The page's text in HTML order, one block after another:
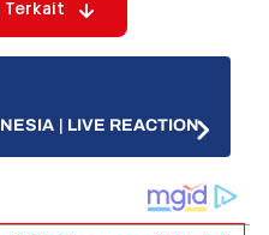
Terkait
| LIVE REACTION